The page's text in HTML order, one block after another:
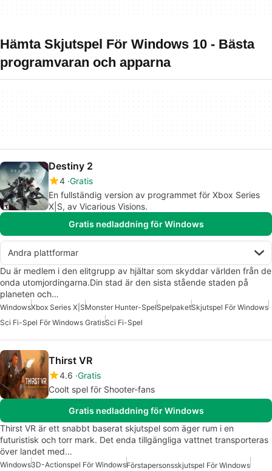
Hämta Skjutspel För Windows 10 - Bästa
programvaran och apparna
Destiny 2
4 Gratis
En fullständig version av programmet för Xbox Series
X|S, av Vicarious Visions.
Gratis nedladdning för Windows
Andra plattformar
Du är medlem i den elitgrupp av hjältar som skyddar världen från de
onda utomjordingarna.Din stad är den sista stående staden på
planeten och…
WindowsXbox Series X|SMonster Hunter-SpelSpelpaketSkjutspel För Windows
Sci Fi-Spel För Windows GratisSci Fi-Spel
Thirst VR
4.6 Gratis
Coolt spel för Shooter-fans
Gratis nedladdning för Windows
Thirst VR är ett snabbt baserat skjutspel som äger rum i en
futuristisk och torr mark. Det enda tillgängliga vattnet transporteras
över landet med…
Windows3D-Actionspel För WindowsFörstapersonsskjutspel För Windows